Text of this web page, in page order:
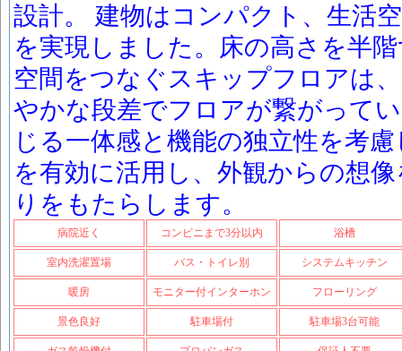
設計。 建物はコンパクト、生活
を実現しました。床の高さを半
空間をつなぐスキップフロアは
やかな段差でフロアが繋がって
じる一体感と機能の独立性を考
を有効に活用し、外観からの想
りをもたらします。
病院近く コンビニまで3分以内 浴槽
室内洗濯置場 バス・トイレ別 システムキッチン
暖房 モニター付インターホン フローリング
景色良好 駐車場付 駐車場3台可能